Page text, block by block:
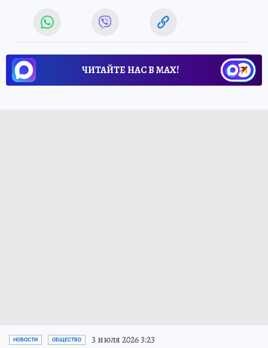
ЧИТАЙТЕ НАС В МАХ!
НОВОСТИ ОБЩЕСТВО 3 июля 2026 3:23